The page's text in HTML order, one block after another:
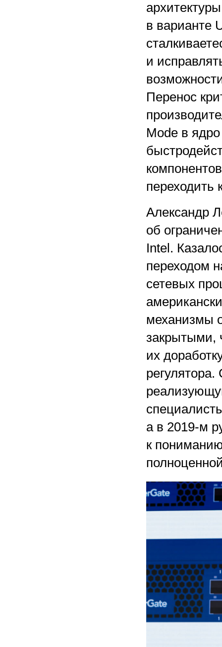
в варианте
и
Перенос
Mode в
переходить
Александр
об
Intel.
переходом
сетевых
механизмы
закрытыми,
их
а в 2019-м
к